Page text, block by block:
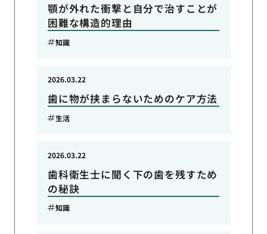
顎が外れた衝撃と自分で治すことが
困難な構造的理由
知識
歯に物が挟まらないためのケア方法
2026.03.22
生活
歯科衛生士に聞く下の歯を残すため
の秘訣
2026.03.22
知識